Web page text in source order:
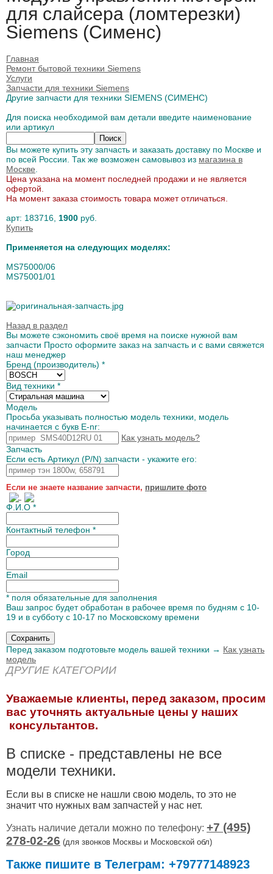
для слайсера (ломтерезки)
Siemens (Сименс)
Главная
Ремонт бытовой техники Siemens
Услуги
Запчасти для техники Siemens
Другие запчасти для техники SIEMENS (СИМЕНС)
Для поиска необходимой вам детали введите наименование
или артикул
Вы можете купить эту запчасть и заказать доставку по Москве и
по всей России. Так же возможен самовывоз из магазина в
Москве.
Цена указана на момент последней продажи и не является
офертой.
На момент заказа стоимость товара может отличаться.
арт: 183716, 1900 руб.
Купить
Применяется на следующих моделях:
MS75000/06
MS75001/01
Назад в раздел
Вы можете сэкономить своё время на поиске нужной вам
запчасти Просто оформите заказ на запчасть и с вами свяжется
наш менеджер
Бренд (производитель) *
Вид техники *
Модель
Просьба указывать полностью модель техники, модель
начинается с букв E-nr:
Как узнать модель?
Запчасть
Если есть Артикул (P/N) запчасти - укажите его:
Если не знаете название запчасти, пришлите фото
Ф.И.О *
Контактный телефон *
Город
Email
* поля обязательные для заполнения
Ваш запрос будет обработан в рабочее время по будням с 10-
19 и в субботу с 10-17 по Московскому времени
Перед заказом подготовьте модель вашей техники → Как узнать
модель
ДРУГИЕ КАТЕГОРИИ
Уважаемые клиенты, перед заказом, просим
вас уточнять актуальные цены у наших
консультантов.
В списке - представлены не все
модели техники.
Если вы в списке не нашли свою модель, то это не
значит что нужных вам запчастей у нас нет.
Узнать наличие детали можно по телефону: +7 (495)
278-02-26 (для звонков Москвы и Московской обл)
Также пишите в Телеграм: +79777148923